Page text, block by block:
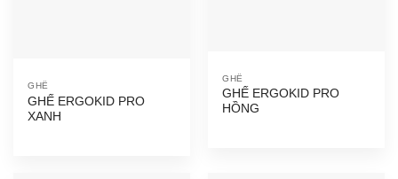
GHẾ
GHẾ ERGOKID PRO
XANH
GHẾ
GHẾ ERGOKID PRO
HỒNG